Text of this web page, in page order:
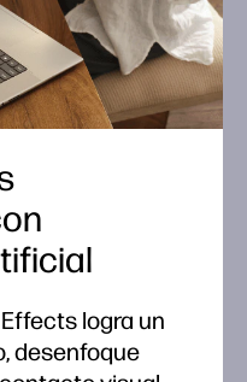
logra un
desenfoque
logra un
desenfoque